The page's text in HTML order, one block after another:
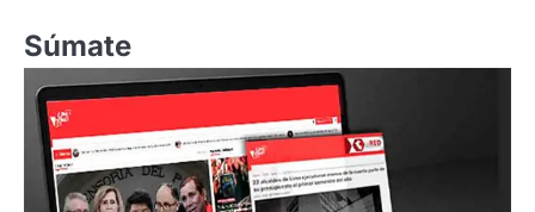
Súmate